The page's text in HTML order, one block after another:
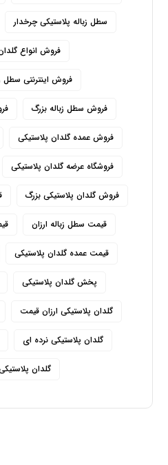
سطل زباله پلاستیکی چرخدار
فروش انواع
فروش اینترنتی سطل
فروش سطل زباله بزرگ
فروش عمده گلدان پلاستیکی
فروشگاه عرضه گلدان پلاستیکی
فروش گلدان پلاستیکی بزرگ
قیمت سطل زباله ارزان
قیمت عمده گلدان پلاستیکی
پخش گلدان پلاستیکی
گلدان پلاستیکی ارزان قیمت
گلدان پلاستیکی نرده ای
گلدان